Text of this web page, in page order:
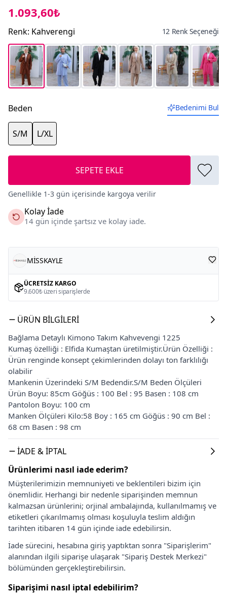
1.093,60₺
Renk: Kahverengi 12 Renk Seçeneği
Beden Bedenimi Bul
S/M L/XL
SEPETE EKLE
Genellikle 1-3 gün içerisinde kargoya verilir
Kolay İade
14 gün içinde şartsız ve kolay iade.
MİSSKAYLE
ÜCRETSIZ KARGO
9.600₺ üzeri siparişlerde
ÜRÜN BILGILERI
Bağlama Detaylı Kimono Takım Kahvevengi 1225
Kumaş özelliği : Elfida Kumaştan üretilmiştir.Ürün Özelliği :
Ürün renginde konsept çekimlerinden dolayı ton farklılığı
olabilir
Mankenin Üzerindeki S/M Bedendir.S/M Beden Ölçüleri
Ürün Boyu: 85cm Göğüs : 100 Bel : 95 Basen : 108 cm
Pantolon Boyu: 100 cm
Manken Ölçüleri Kilo:58 Boy : 165 cm Göğüs : 90 cm Bel :
68 cm Basen : 98 cm
İADE & İPTAL
Ürünlerimi nasıl iade ederim?
Müşterilerimizin memnuniyeti ve beklentileri bizim için
önemlidir. Herhangi bir nedenle siparişinden memnun
kalmazsan ürünlerini; orjinal ambalajında, kullanılmamış ve
etiketleri çıkarılmamış olması koşuluyla teslim aldığın
tarihten itibaren 14 gün içinde iade edebilirsin.
İade sürecini, hesabına giriş yaptıktan sonra "Siparişlerim"
alanından ilgili siparişe ulaşarak "Sipariş Destek Merkezi"
bölümünden gerçekleştirebilirsin.
Siparişimi nasıl iptal edebilirim?